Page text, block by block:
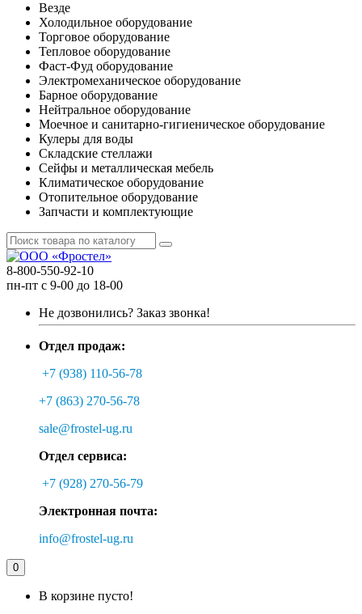
Везде
Холодильное оборудование
Торговое оборудование
Тепловое оборудование
Фаст-Фуд оборудование
Электромеханическое оборудование
Барное оборудование
Нейтральное оборудование
Моечное и санитарно-гигиеническое оборудование
Кулеры для воды
Складские стеллажи
Сейфы и металлическая мебель
Климатическое оборудование
Отопительное оборудование
Запчасти и комплектующие
8-800-550-92-10
пн-пт с 9-00 до 18-00
Не дозвонились? Заказ звонка!
Отдел продаж:
+7 (938) 110-56-78
+7 (863) 270-56-78
sale@frostel-ug.ru
Отдел сервиса:
+7 (928) 270-56-79
Электронная почта:
info@frostel-ug.ru
0
В корзине пусто!